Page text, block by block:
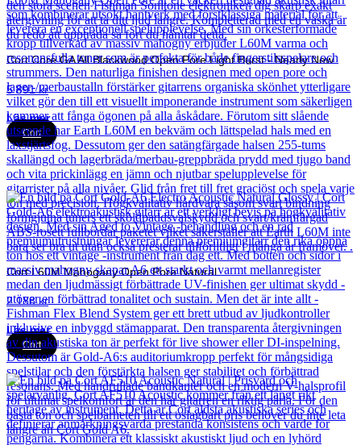
Cort Core GA All Blackwood Open Pore Light Burst - Nearly New
5 891kr
Läs mer
Cort
Cort L60M Mahogany Open Pore Natural
2 188kr
Läs mer
Cort